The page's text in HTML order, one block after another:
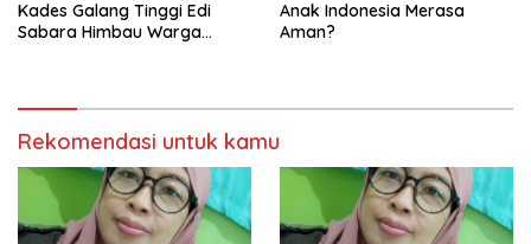
Kades Galang Tinggi Edi
Sabara Himbau Warga
Anak Indonesia Merasa
Aman?
Rekomendasi untuk kamu